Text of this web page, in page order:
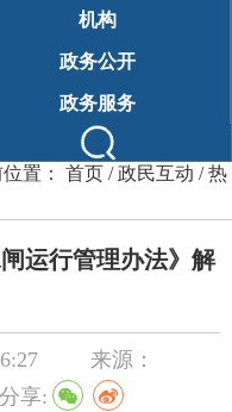
机构
政务公开
政务服务
置： 首页 /政民互动 /热
运行管理办法》解
来源：
分享: